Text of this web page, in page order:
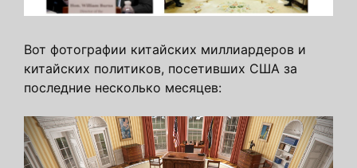
Вот фотографии китайских миллиардеров и
китайских политиков, посетивших США за
последние несколько месяцев: